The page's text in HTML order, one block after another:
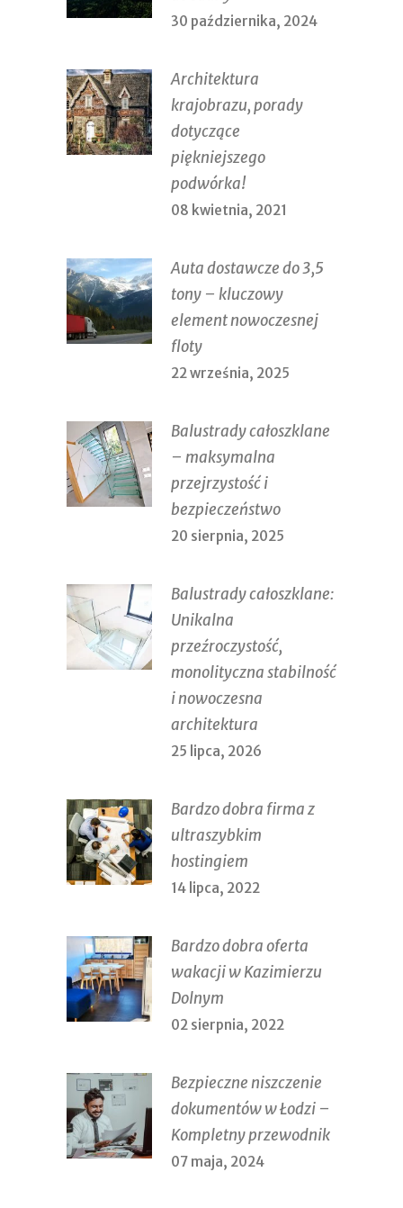
30 października, 2024
Architektura
krajobrazu, porady
dotyczące
piękniejszego
podwórka!
08 kwietnia, 2021
Auta dostawcze do 3,5
tony – kluczowy
element nowoczesnej
floty
22 września, 2025
Balustrady całoszklane
– maksymalna
przejrzystość i
bezpieczeństwo
20 sierpnia, 2025
Balustrady całoszklane:
Unikalna
przeźroczystość,
monolityczna stabilność
i nowoczesna
architektura
25 lipca, 2026
Bardzo dobra firma z
ultraszybkim
hostingiem
14 lipca, 2022
Bardzo dobra oferta
wakacji w Kazimierzu
Dolnym
02 sierpnia, 2022
Bezpieczne niszczenie
dokumentów w Łodzi –
Kompletny przewodnik
07 maja, 2024